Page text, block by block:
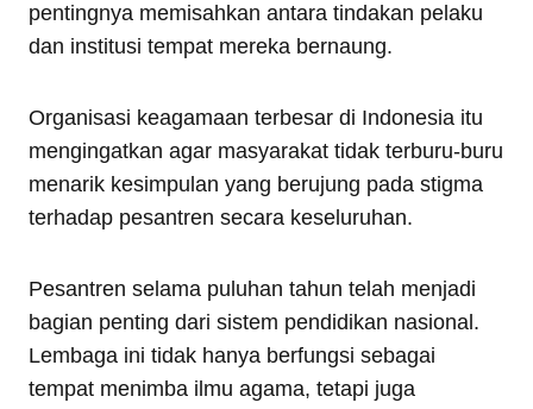
pentingnya memisahkan antara tindakan pelaku
dan institusi tempat mereka bernaung.
Organisasi keagamaan terbesar di Indonesia itu
mengingatkan agar masyarakat tidak terburu-buru
menarik kesimpulan yang berujung pada stigma
terhadap pesantren secara keseluruhan.
Pesantren selama puluhan tahun telah menjadi
bagian penting dari sistem pendidikan nasional.
Lembaga ini tidak hanya berfungsi sebagai
tempat menimba ilmu agama, tetapi juga